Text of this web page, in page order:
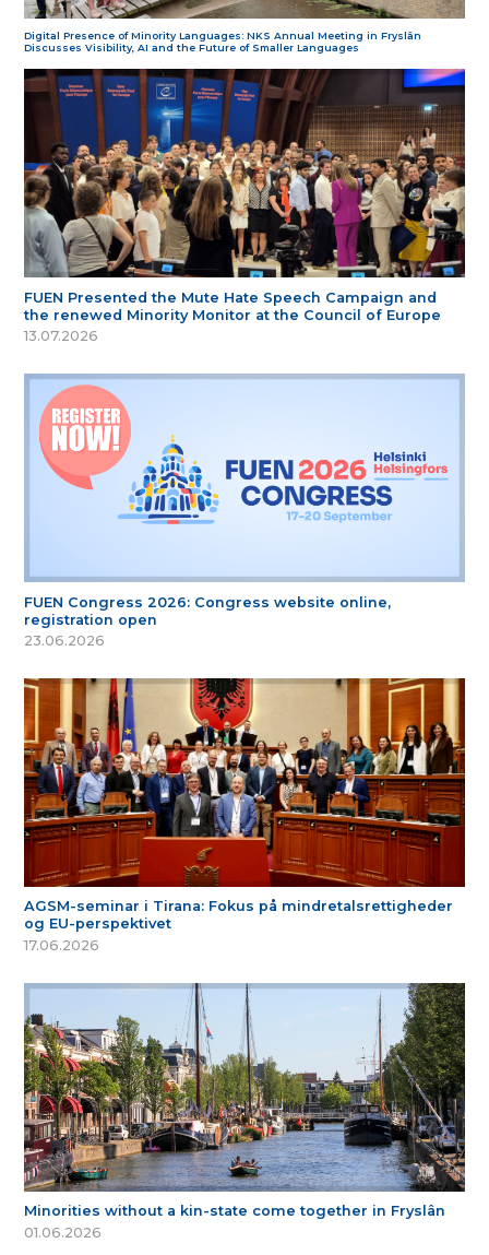
Digital Presence of Minority Languages: NKS Annual Meeting in Fryslân
Discusses Visibility, AI and the Future of Smaller Languages
FUEN Presented the Mute Hate Speech Campaign and
the renewed Minority Monitor at the Council of Europe
13.07.2026
FUEN Congress 2026: Congress website online,
registration open
23.06.2026
AGSM-seminar i Tirana: Fokus på mindretalsrettigheder
og EU-perspektivet
17.06.2026
Minorities without a kin-state come together in Fryslân
01.06.2026